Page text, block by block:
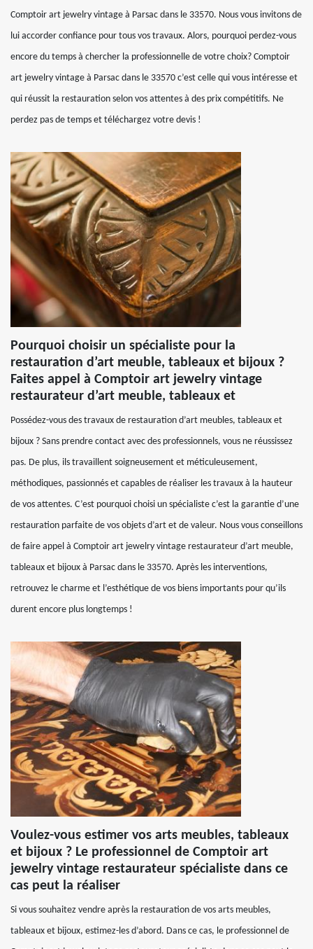
Comptoir art jewelry vintage à Parsac dans le 33570. Nous vous invitons de
lui accorder confiance pour tous vos travaux. Alors, pourquoi perdez-vous
encore du temps à chercher la professionnelle de votre choix? Comptoir
art jewelry vintage à Parsac dans le 33570 c’est celle qui vous intéresse et
qui réussit la restauration selon vos attentes à des prix compétitifs. Ne
perdez pas de temps et téléchargez votre devis !
Pourquoi choisir un spécialiste pour la
restauration d’art meuble, tableaux et bijoux ?
Faites appel à Comptoir art jewelry vintage
restaurateur d’art meuble, tableaux et
Possédez-vous des travaux de restauration d’art meubles, tableaux et
bijoux ? Sans prendre contact avec des professionnels, vous ne réussissez
pas. De plus, ils travaillent soigneusement et méticuleusement,
méthodiques, passionnés et capables de réaliser les travaux à la hauteur
de vos attentes. C’est pourquoi choisi un spécialiste c’est la garantie d’une
restauration parfaite de vos objets d’art et de valeur. Nous vous conseillons
de faire appel à Comptoir art jewelry vintage restaurateur d’art meuble,
tableaux et bijoux à Parsac dans le 33570. Après les interventions,
retrouvez le charme et l’esthétique de vos biens importants pour qu’ils
durent encore plus longtemps !
Voulez-vous estimer vos arts meubles, tableaux
et bijoux ? Le professionnel de Comptoir art
jewelry vintage restaurateur spécialiste dans ce
cas peut la réaliser
Si vous souhaitez vendre après la restauration de vos arts meubles,
tableaux et bijoux, estimez-les d’abord. Dans ce cas, le professionnel de